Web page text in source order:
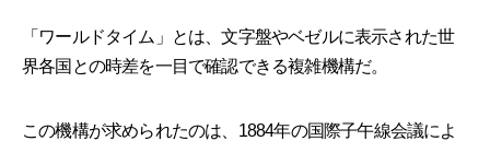
「ワールドタイム」とは、文字盤やベゼルに表示された世
界各国との時差を一目で確認できる複雑機構だ。
この機構が求められたのは、1884年の国際子午線会議によ